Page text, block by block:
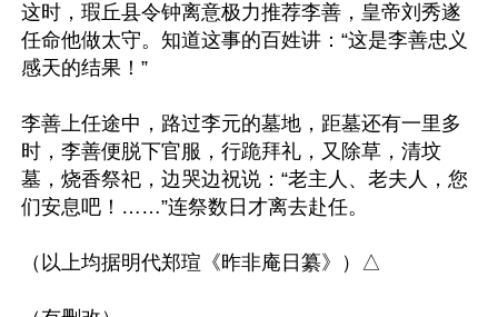
这时，瑕丘县令钟离意极力推荐李善，皇帝刘秀遂
任命他做太守。知道这事的百姓讲：“这是李善忠义
感天的结果！”
李善上任途中，路过李元的墓地，距墓还有一里多
时，李善便脱下官服，行跪拜礼，又除草，清坟
墓，烧香祭祀，边哭边祝说：“老主人、老夫人，您
们安息吧！……”连祭数日才离去赴任。
（以上均据明代郑瑄《昨非庵日纂》）△